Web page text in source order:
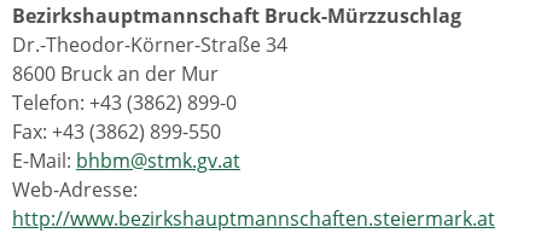
Bezirkshauptmannschaft Bruck-Mürzzuschlag
Dr.-Theodor-Körner-Straße 34
8600 Bruck an der Mur
Telefon: +43 (3862) 899-0
Fax: +43 (3862) 899-550
E-Mail: bhbm@stmk.gv.at
Web-Adresse:
http://www.bezirkshauptmannschaften.steiermark.at